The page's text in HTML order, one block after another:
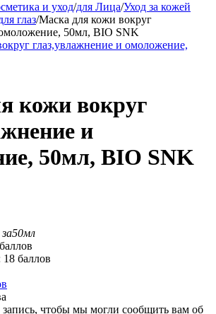
и уход/для Лица/Уход за кожей
глаз/Маска для кожи вокруг
50мл, BIO SNK
кожи вокруг
и
50мл, BIO SNK
50мл
18 баллов
чтобы мы могли сообщить вам об